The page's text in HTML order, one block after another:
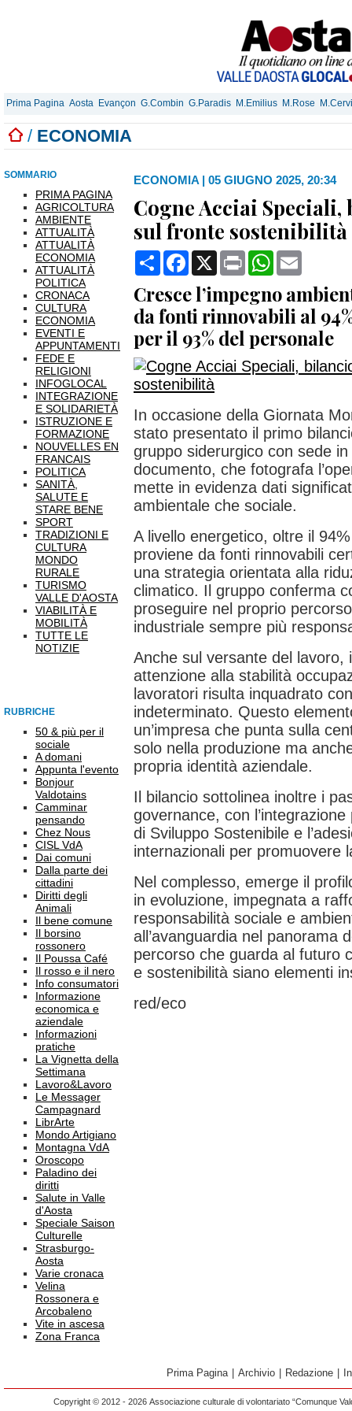
Prima Pagina Aosta Evançon G.Combin G.Paradis M.Emilius M.Rose
/ ECONOMIA
SOMMARIO
PRIMA PAGINA
AGRICOLTURA
AMBIENTE
ATTUALITÀ
ATTUALITÀ
ECONOMIA
ATTUALITÀ
POLITICA
CRONACA
CULTURA
ECONOMIA
EVENTI E
APPUNTAMENTI
FEDE E
RELIGIONI
INFOGLOCAL
INTEGRAZIONE
E SOLIDARIETÀ
ISTRUZIONE E
FORMAZIONE
NOUVELLES EN
FRANCAIS
POLITICA
SANITÀ,
SALUTE E
STARE BENE
SPORT
TRADIZIONI E
CULTURA
MONDO
RURALE
TURISMO
VALLE D'AOSTA
VIABILITÀ E
MOBILITÀ
TUTTE LE
NOTIZIE
RUBRICHE
50 & più per il
sociale
A domani
Appunta l'evento
Bonjour
Valdotains
Camminar
pensando
Chez Nous
CISL VdA
Dai comuni
Dalla parte dei
cittadini
Diritti degli
Animali
Il bene comune
Il borsino
rossonero
Il Poussa Café
Il rosso e il nero
Info consumatori
Informazione
economica e
aziendale
Informazioni
pratiche
La Vignetta della
Settimana
Lavoro&Lavoro
Le Messager
Campagnard
LibrArte
Mondo Artigiano
Montagna VdA
Oroscopo
Paladino dei
diritti
Salute in Valle
d'Aosta
Speciale Saison
Culturelle
Strasburgo-
Aosta
Varie cronaca
Velina
Rossonera e
Arcobaleno
Vite in ascesa
Zona Franca
ECONOMIA | 05 GIUGNO 2025, 20:34
Cogne Acciai
sul fronte sostenibilità
CondividiFacebook
X Print WhatsApp
Cresce l’impegno
da fonti rinnovabili al
per il 93% del personale
In occasione della Giornata
stato presentato il primo
gruppo siderurgico con sede in
documento, che fotografa
mette in evidenza dati
ambientale che sociale.
A livello energetico, oltre il
proviene da fonti rinnovabili
una strategia orientata alla
climatico. Il gruppo conferma
proseguire nel proprio
industriale sempre più
Anche sul versante del
attenzione alla stabilità
lavoratori risulta inquadrato
indeterminato. Questo
un’impresa che punta sulla
solo nella produzione ma
propria identità aziendale.
Il bilancio sottolinea inoltre i
governance, con
di Sviluppo Sostenibile e
internazionali per promuovere
Nel complesso, emerge il
in evoluzione, impegnata a
responsabilità sociale e
all’avanguardia nel panorama
percorso che guarda al futuro
e sostenibilità siano elementi
red/eco
Prima Pagina Archivio Redazione
Copyright © 2012 - 2026 Associazione culturale di volontariato “Comunque